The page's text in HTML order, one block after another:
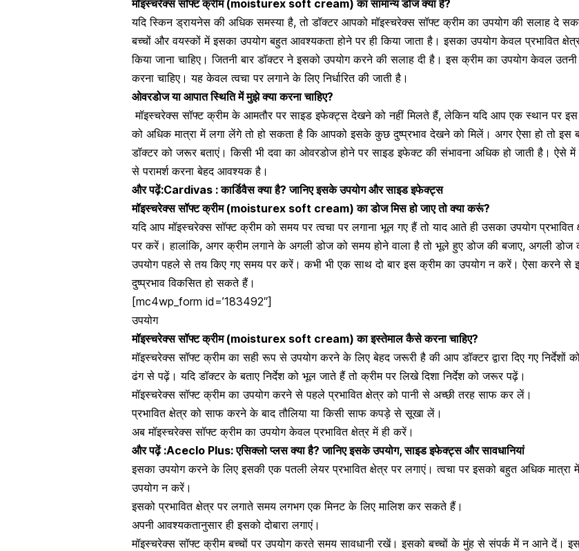
मॉइस्चरेक्स सॉफ्ट क्रीम(moisturex soft cream)का सामान्य डोज क्या है?
यदिस्किन ड्रायनेस की अधिक समस्या है, तो डॉक्टर आपकोमॉइस्चरेक्स सॉफ्ट क्रीम काउपयोग की सलाह दे
बच्चों और वयस्कों में इसका उपयोग बहुत आवश्यकता होने पर ही किया जाता है। इसका उपयोग केवल प्रभावित
किया जाना चाहिए। जितनी बार डॉक्टर ने इसको उपयोग करने की सलाह दी है। इस क्रीम का उपयोग केवल उतनी
करना चाहिए। यह केवल त्वचा पर लगाने के लिए निर्धारित की जाती है।
ओवरडोज या आपात स्थिति में मुझे क्या करना चाहिए?
मॉइस्चरेक्स सॉफ्ट क्रीमके आमतौर पर साइड इफेक्ट्स देखने को नहीं मिलते हैं, लेकिन यदि आप एक स्थान पर इस
को अधिक मात्रा में लगा लेंगे तो हो सकता है कि आपको इसके कुछ दुष्प्रभाव देखने को मिलें। अगर ऐसा हो तो इस
डॉक्टर को जरूर बताएं। किसी भीदवा का ओवरडोजहोने पर साइड इफेक्ट की संभावना अधिक हो जाती है। ऐसे में
से परामर्श करना बेहद आवश्यक है।
और पढ़ें:Cardivas : कार्डिवैस क्या है? जानिए इसके उपयोग और साइड इफेक्ट्स
मॉइस्चरेक्स सॉफ्ट क्रीम(moisturex soft cream) का डोज मिस हो जाए तो क्या करूं?
यदि आप मॉइस्चरेक्स सॉफ्ट क्रीमको समय पर त्वचा पर लगाना भूल गए हैं तो याद आते ही उसका उपयोग प्रभावित
पर करें। हालांकि, अगर क्रीम लगाने के अगली डोज को समय होने वाला है तो भूले हुए डोज की बजाए, अगली डोज
उपयोग पहले से तय किए गए समय पर करें। कभी भी एक साथ दो बार इस क्रीम का उपयोग न करें। ऐसा करने से
दुष्प्रभाव विकसित हो सकते हैं।
[mc4wp_form id=’183492″]
उपयोग
मॉइस्चरेक्स सॉफ्ट क्रीम(moisturex soft cream) का इस्तेमाल कैसे करना चाहिए?
मॉइस्चरेक्स सॉफ्ट क्रीमका सही रूप से उपयोग करने के लिए बेहद जरूरी है की आप डॉक्टर द्वारा दिए गए निर्देशों
ढंग से पढ़ें। यदि डॉक्टर के बताए निर्देश को भूल जाते हैं तो क्रीम पर लिखे दिशा निर्देश को जरूर पढ़ें।
मॉइस्चरेक्स सॉफ्टक्रीम का उपयोगकरने से पहले प्रभावित क्षेत्र कोपानी से अच्छी तरह साफ कर लें।
प्रभावित क्षेत्र को साफ करने के बाद तौलिया या किसी साफ कपड़े से सूखा लें।
अब मॉइस्चरेक्स सॉफ्ट क्रीम का उपयोग केवल प्रभावित क्षेत्र में ही करें।
और पढ़ें :Aceclo Plus: एसिक्लो प्लस क्या है? जानिए इसके उपयोग, साइड इफेक्ट्स और सावधानियां
इसका उपयोग करने के लिए इसकी एक पतली लेयर प्रभावित क्षेत्र पर लगाएं। त्वचा पर इसको बहुत अधिक मात्रा में
उपयोग न करें।
इसको प्रभावित क्षेत्र पर लगाते समय लगभग एक मिनट के लिएमालिश कर सकते हैं।
अपनी आवश्यकतानुसार ही इसको दोबारा लगाएं।
मॉइस्चरेक्स सॉफ्ट क्रीम बच्चों पर उपयोग करते समय सावधानी रखें। इसको बच्चों के मुंह से संपर्क में न आने दें।